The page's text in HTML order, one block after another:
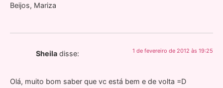
Beijos, Mariza
Sheila disse: 1 de fevereiro de 2012 às 19:25
Olá, muito bom saber que vc está bem e de volta =D